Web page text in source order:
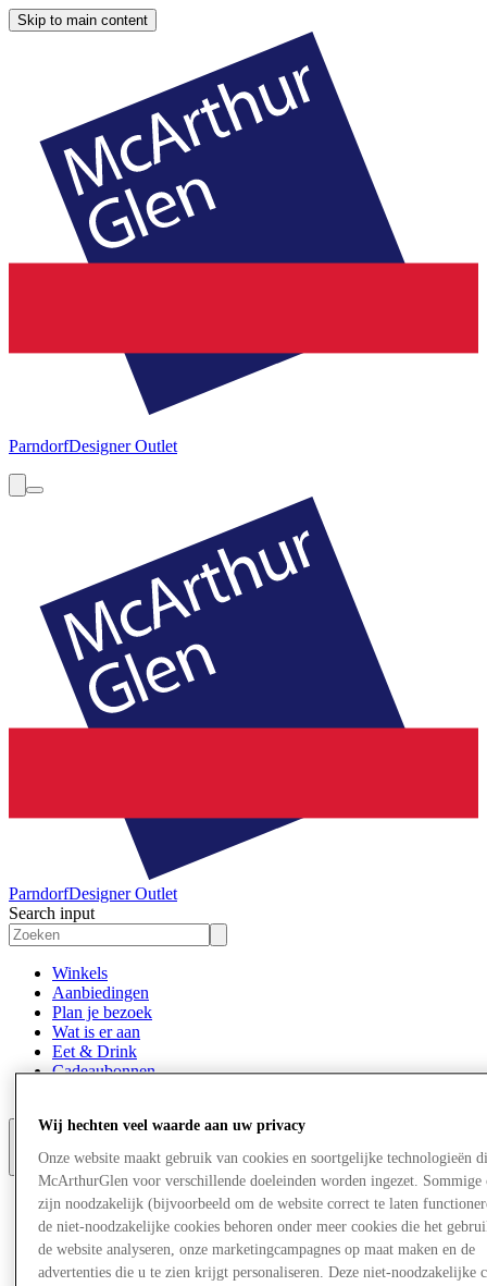
Skip to main content
ParndorfDesigner Outlet
ParndorfDesigner Outlet
Search input
Winkels
Aanbiedingen
Plan je bezoek
Wat is er aan
Eet & Drink
Cadeaubonnen
Meer
Wij hechten veel waarde aan uw privacy
Onze website maakt gebruik van cookies en soortgelijke technologieën
McArthurGlen voor verschillende doeleinden worden ingezet. Sommige
zijn noodzakelijk (bijvoorbeeld om de website correct te laten
de niet-noodzakelijke cookies behoren onder meer cookies die het
de website analyseren, onze marketingcampagnes op maat maken en de
advertenties die u te zien krijgt personaliseren. Deze niet-noodzakelijke